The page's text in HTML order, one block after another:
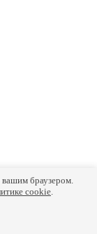
браузером.
cookie.